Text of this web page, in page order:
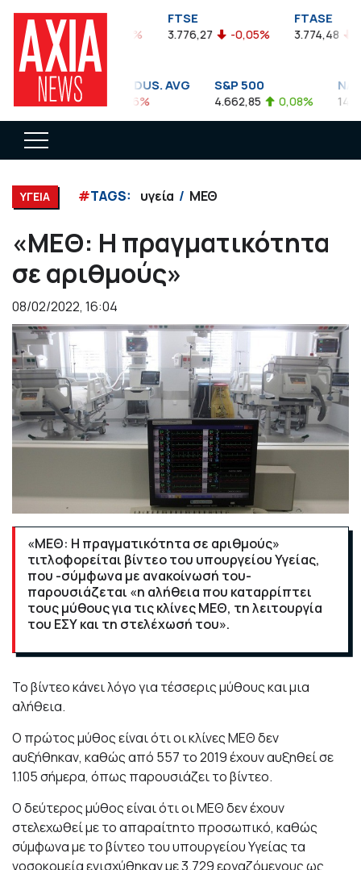
FTSEA
899,47 -0,04%
FTSE
3.776,27 -0,05%
FTASE
3.774,48 -
DOW JONES INDUS. AVG
35.911,81
S&P 500
4.662,85 0,08%
ΥΓΕΙΑ #TAGS: υγεία ΜΕΘ
«ΜΕΘ: Η πραγματικότητα
σε αριθμούς»
08/02/2022, 16:04
«ΜΕΘ: Η πραγματικότητα σε αριθμούς»
τιτλοφορείται βίντεο του υπουργείου Υγείας,
που -σύμφωνα με ανακοίνωσή του-
παρουσιάζεται «η αλήθεια που καταρρίπτει
τους μύθους για τις κλίνες ΜΕΘ, τη λειτουργία
του ΕΣΥ και τη στελέχωσή του».
Το βίντεο κάνει λόγο για τέσσερις μύθους και μια
αλήθεια.
Ο πρώτος μύθος είναι ότι οι κλίνες ΜΕΘ δεν
αυξήθηκαν, καθώς από 557 το 2019 έχουν αυξηθεί σε
1.105 σήμερα, όπως παρουσιάζει το βίντεο.
Ο δεύτερος μύθος είναι ότι οι ΜΕΘ δεν έχουν
στελεχωθεί με το απαραίτητο προσωπικό, καθώς
σύμφωνα με το βίντεο του υπουργείου Υγείας τα
νοσοκομεία ενισχύθηκαν με 3.729 εργαζόμενους ως